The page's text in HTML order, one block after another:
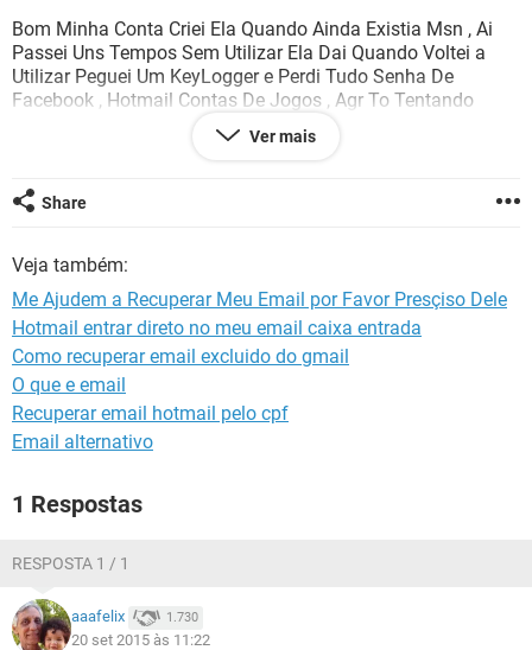
Bom Minha Conta Criei Ela Quando Ainda Existia Msn , Ai
Passei Uns Tempos Sem Utilizar Ela Dai Quando Voltei a
Utilizar Peguei Um KeyLogger e Perdi Tudo Senha De
Facebook , Hotmail Contas De Jogos , Agr To Tentando
Reculperar e Nao Conssigo Me Ajudem Por Favor , Posso
Fornecer Meu Documento Com Foto e Alguns Dados De
Ai Por Favor Espero a Resposta
Ver mais
Share
Veja também:
Me Ajudem a Recuperar Meu Email por Favor Presçiso Dele
Hotmail entrar direto no meu email caixa entrada
Como recuperar email excluido do gmail
O que e email
Recuperar email hotmail pelo cpf
Email alternativo
1 Respostas
RESPOSTA 1 / 1
aaafelix 1.730
20 set 2015 às 11:22